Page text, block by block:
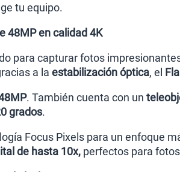
tu equipo.
48MP en calidad 4K
para capturar fotos
a la estabilización óptica, el
. También cuenta con un
grados.
Focus Pixels para un enfoque
de hasta 10x, perfectos para